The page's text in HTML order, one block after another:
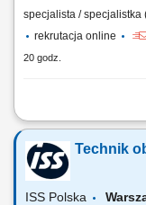
specjalista / specjalistka
rekrutacja online
20 godz.
ROLA Specjalista ds.
prowadzi profesjonalne
przekształcać leady w
klienta rola, łącząca...
Technik
ISS Polska